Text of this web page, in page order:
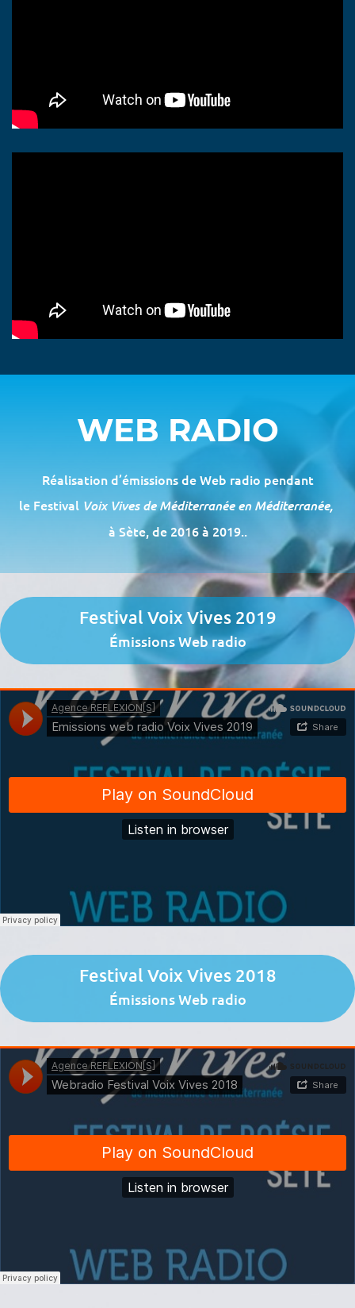
WEB RADIO
Réalisation d’émissions de Web radio pendant
le Festival Voix Vives de Méditerranée en Méditerranée,
à Sète, de 2016 à 2019..
Festival Voix Vives 2019
Émissions Web radio
Festival Voix Vives 2018
Émissions Web radio